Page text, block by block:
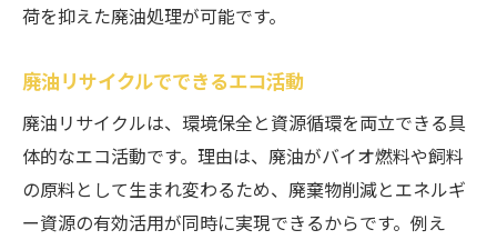
荷を抑えた廃油処理が可能です。
廃油リサイクルでできるエコ活動
廃油リサイクルは、環境保全と資源循環を両立できる具
体的なエコ活動です。理由は、廃油がバイオ燃料や飼料
の原料として生まれ変わるため、廃棄物削減とエネルギ
ー資源の有効活用が同時に実現できるからです。例え